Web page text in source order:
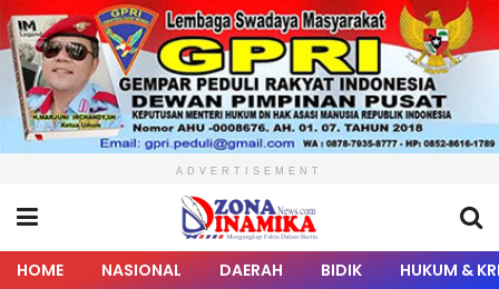
ADVERTISEMENT
HOME NASIONAL DAERAH BIDIK HUKUM &